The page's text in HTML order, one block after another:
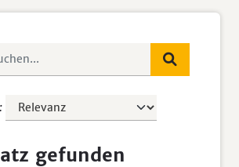
gefunden